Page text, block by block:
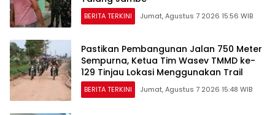
BERITA TERKINI Jumat, Agustus 7 2026 15:56 WIB
Pastikan Pembangunan Jalan 750 Meter
Sempurna, Ketua Tim Wasev TMMD ke-
129 Tinjau Lokasi Menggunakan Trail
BERITA TERKINI Jumat, Agustus 7 2026 15:48 WIB